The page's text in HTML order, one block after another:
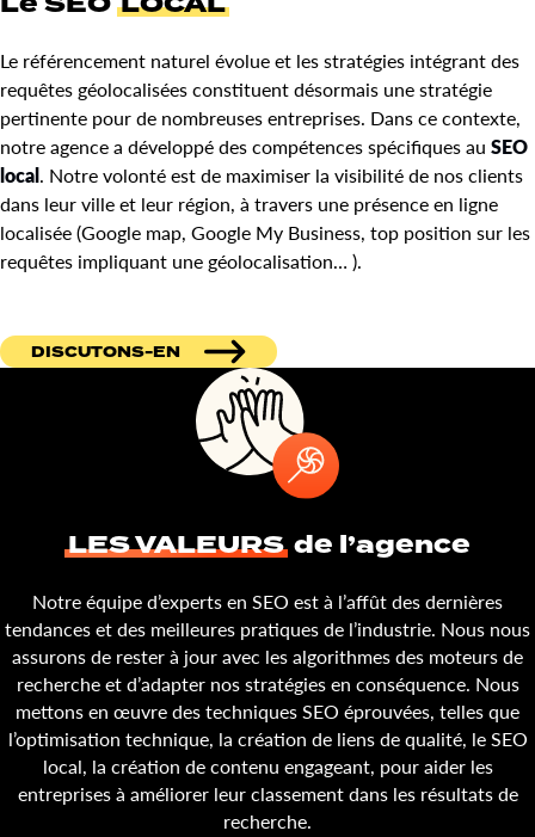
Le référencement naturel évolue et les stratégies intégrant des
requêtes géolocalisées constituent désormais une stratégie
pertinente pour de nombreuses entreprises. Dans ce contexte,
notre agence a développé des compétences spécifiques au SEO
local. Notre volonté est de maximiser la visibilité de nos clients
dans leur ville et leur région, à travers une présence en ligne
localisée (Google map, Google My Business, top position sur les
requêtes impliquant une géolocalisation… ).
DISCUTONS-EN
LES VALEURS de l’agence
Notre équipe d’experts en SEO est à l’affût des dernières
tendances et des meilleures pratiques de l’industrie. Nous nous
assurons de rester à jour avec les algorithmes des moteurs de
recherche et d’adapter nos stratégies en conséquence. Nous
mettons en œuvre des techniques SEO éprouvées, telles que
l’optimisation technique, la création de liens de qualité, le SEO
local, la création de contenu engageant, pour aider les
entreprises à améliorer leur classement dans les résultats de
recherche.